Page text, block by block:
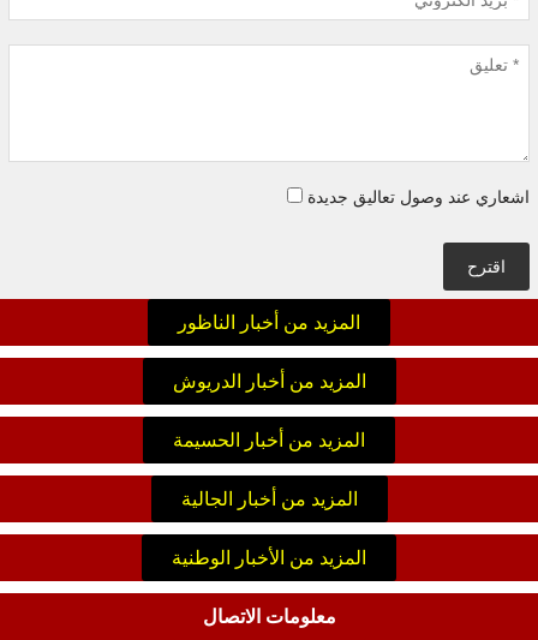
اشعاري عند وصول تعاليق جديدة
اقترح
المزيد من أخبار الناظور
المزيد من أخبار الدريوش
المزيد من أخبار الحسيمة
المزيد من أخبار الجالية
المزيد من الأخبار الوطنية
معلومات الاتصال